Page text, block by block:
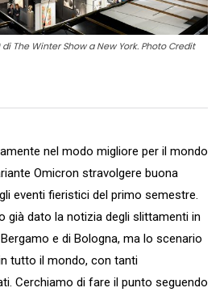
The Winter Show a New York. Photo Credit
nel modo migliore per il mondo
Omicron stravolgere buona
eventi fieristici del primo semestre.
già dato la notizia degli slittamenti in
e di Bologna, ma lo scenario
tutto il mondo, con tanti
Cerchiamo di fare il punto seguendo